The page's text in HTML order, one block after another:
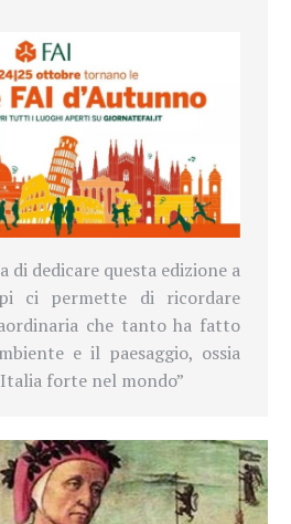
di dedicare questa edizione a
ci permette di ricordare
che tanto ha fatto
e il paesaggio, ossia
forte nel mondo”